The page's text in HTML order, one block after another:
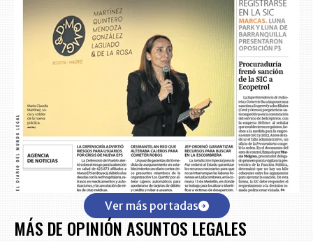
Ver más portadas
MÁS DE OPINIÓN ASUNTOS LEGALES